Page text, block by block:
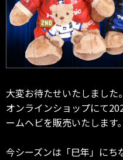
大変お待たせいたしました。
オンラインショップにて
ームヘビを販売いたします。
今シーズンは「巳年」にち